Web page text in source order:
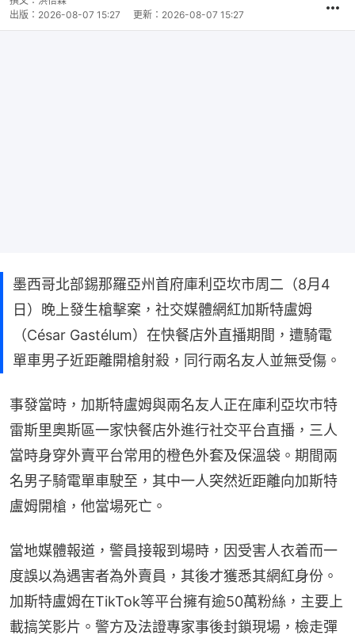
出版： 2026-08-07 15:27 更新： 2026-08-07 15:27
墨西哥北部錫那羅亞州首府庫利亞坎市周二（8月4
日）晚上發生槍擊案，社交媒體網紅加斯特盧姆
（César Gastélum）在快餐店外直播期間，遭騎電
單車男子近距離開槍射殺，同行兩名友人並無受傷。
事發當時，加斯特盧姆與兩名友人正在庫利亞坎市特
雷斯里奧斯區一家快餐店外進行社交平台直播，三人
當時身穿外賣平台常用的橙色外套及保溫袋。期間兩
名男子騎電單車駛至，其中一人突然近距離向加斯特
盧姆開槍，他當場死亡。
當地媒體報道，警員接報到場時，因受害人衣着而一
度誤以為遇害者為外賣員，其後才獲悉其網紅身份。
加斯特盧姆在TikTok等平台擁有逾50萬粉絲，主要上
載搞笑影片。警方及法證專家事後封鎖現場，檢走彈